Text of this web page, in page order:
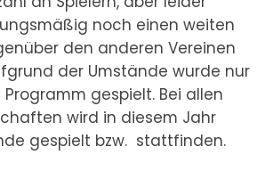
noch einen weiten
den anderen Vereinen
der Umstände wurde nur
gespielt. Bei allen
wird in diesem Jahr
gespielt bzw. stattfinden.